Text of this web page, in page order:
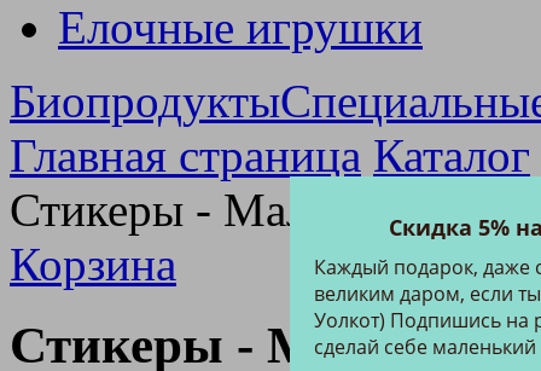
Елочные игрушки
Биопродукты
Главная страница Каталог
Стикеры - Малыш 1
Корзина
Стикеры - Малыш 1
Скидка 5%
Каждый подарок, даже
великим даром, если
Уолкот) Подпишись на
сделай себе